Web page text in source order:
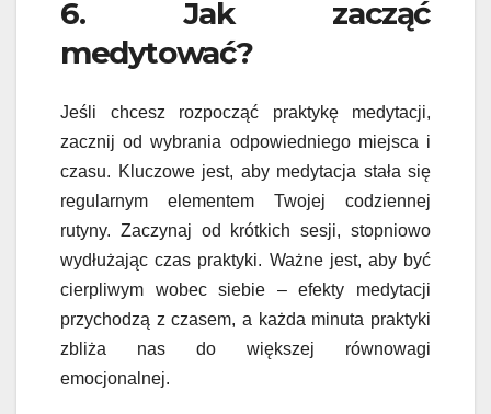
6. Jak zacząć
medytować?
Jeśli chcesz rozpocząć praktykę medytacji,
zacznij od wybrania odpowiedniego miejsca i
czasu. Kluczowe jest, aby medytacja stała się
regularnym elementem Twojej codziennej
rutyny. Zaczynaj od krótkich sesji, stopniowo
wydłużając czas praktyki. Ważne jest, aby być
cierpliwym wobec siebie – efekty medytacji
przychodzą z czasem, a każda minuta praktyki
zbliża nas do większej równowagi
emocjonalnej.